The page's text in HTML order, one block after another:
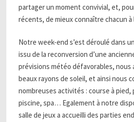
partager un moment convivial, et,
récents, de mieux connaître chacun à
Notre week-end s’est déroulé dans
issu de la reconversion d’une
prévisions météo défavorables, nous
beaux rayons de soleil, et ainsi nous
nombreuses activités : course à
piscine, spa… Egalement à notre
salle de jeux a accueilli des parties